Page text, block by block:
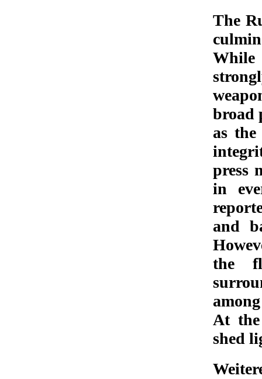
The
broad
as
press
in
and
the
At
shed